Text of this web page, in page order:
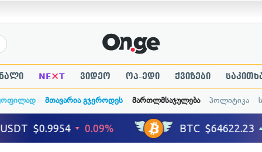
NE×T ვიდეო ოპ-ედი ქვიზები
მთავარია გჯეროდეს მართლმსაჯულება პოლიტიკა